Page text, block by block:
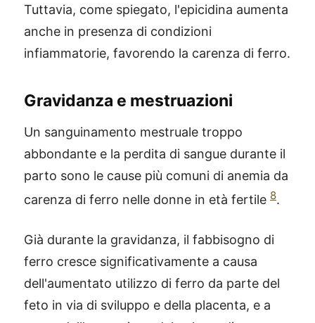
Tuttavia, come spiegato, l'epicidina aumenta
anche in presenza di condizioni
infiammatorie, favorendo la carenza di ferro.
Gravidanza e mestruazioni
Un sanguinamento mestruale troppo
abbondante e la perdita di sangue durante il
parto sono le cause più comuni di anemia da
carenza di ferro nelle donne in età fertile 8.
Già durante la gravidanza, il fabbisogno di
ferro cresce significativamente a causa
dell'aumentato utilizzo di ferro da parte del
feto in via di sviluppo e della placenta, e a